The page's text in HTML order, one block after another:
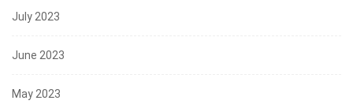
July 2023
June 2023
May 2023